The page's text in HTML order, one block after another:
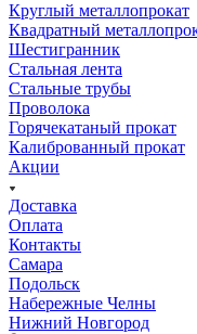
Круглый металлопрокат
Квадратный
Шестигранник
Стальная лента
Стальные трубы
Проволока
Горячекатаный прокат
Калиброванный прокат
Акции
Доставка
Оплата
Контакты
Самара
Подольск
Набережные Челны
Нижний Новгород